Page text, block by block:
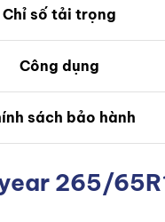
Chỉ số tải trọng
Công dụng
sách bảo hành
265/